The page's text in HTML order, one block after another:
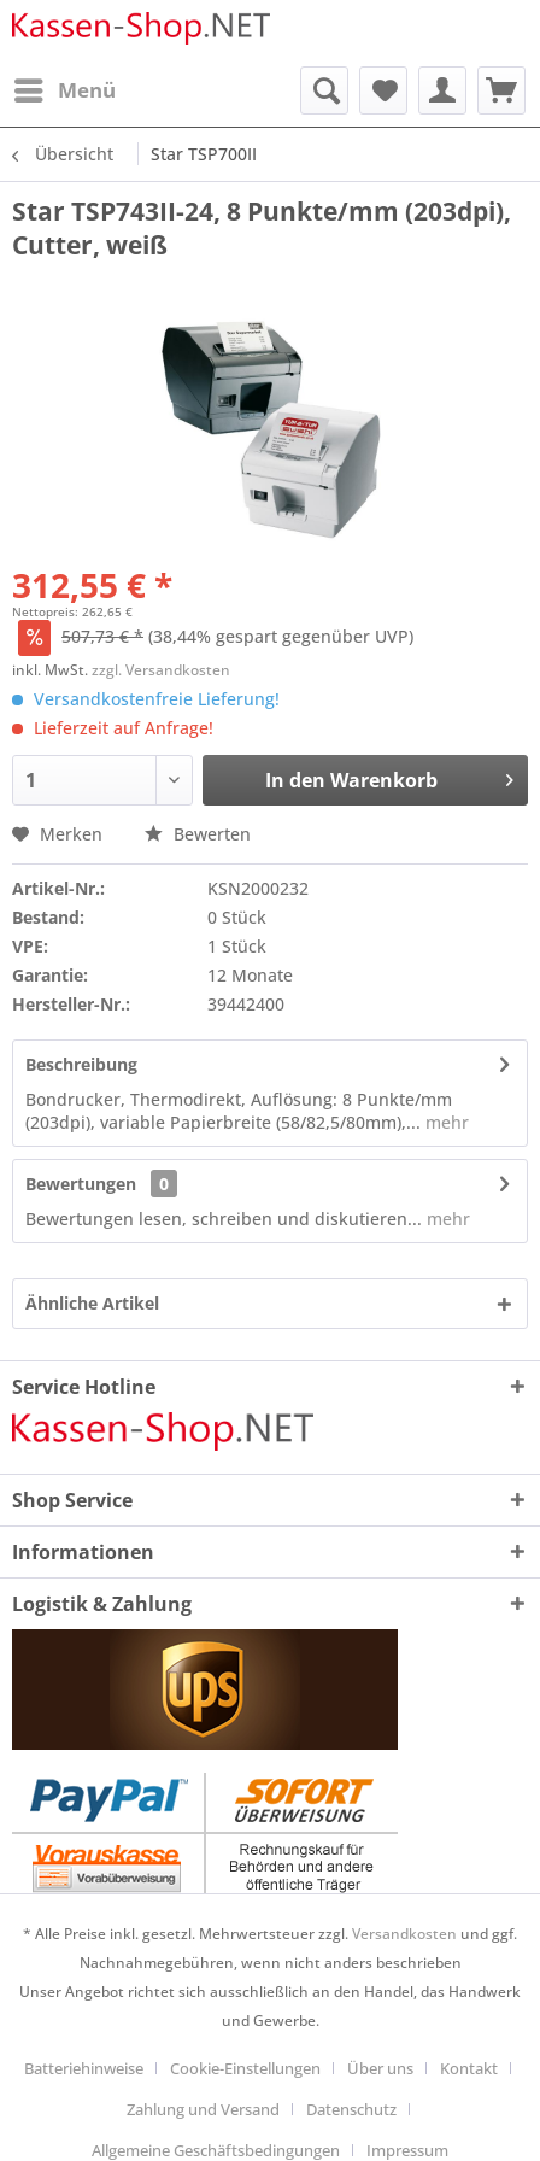
Menü
Übersicht Star TSP700II
Star TSP743II-24, 8 Punkte/mm (203dpi),
Cutter, weiß
312,55 € *
Nettopreis: 262,65 €
507,73 € * (38,44% gespart gegenüber UVP)
inkl. MwSt.zzgl. Versandkosten
Versandkostenfreie Lieferung!
Lieferzeit auf Anfrage!
In den Warenkorb
Merken Bewerten
Artikel-Nr.:
KSN2000232
Bestand:
0 Stück
VPE:
1 Stück
Garantie:
12 Monate
Hersteller-Nr.:
39442400
Beschreibung
Bondrucker, Thermodirekt, Auflösung: 8 Punkte/mm
(203dpi), variable Papierbreite (58/82,5/80mm),... mehr
Bewertungen
0
Bewertungen lesen, schreiben und diskutieren... mehr
Ähnliche Artikel
Service Hotline
Shop Service
Informationen
Logistik & Zahlung
* Alle Preise inkl. gesetzl. Mehrwertsteuer zzgl.Versandkosten und ggf.
Nachnahmegebühren, wenn nicht anders beschrieben
Unser Angebot richtet sich ausschließlich an den Handel, das Handwerk
und Gewerbe.
Batteriehinweise Cookie-Einstellungen Über uns
Kontakt
Zahlung und Versand
Datenschutz
Allgemeine Geschäftsbedingungen
Impressum